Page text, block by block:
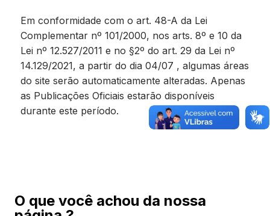
Em conformidade com o art. 48-A da Lei
Complementar nº 101/2000, nos arts. 8º e 10 da
Lei nº 12.527/2011 e no §2º do art. 29 da Lei nº
14.129/2021, a partir do dia 04/07 , algumas áreas
do site serão automaticamente alteradas. Apenas
as Publicações Oficiais estarão disponíveis
durante este período.
O que você achou da nossa